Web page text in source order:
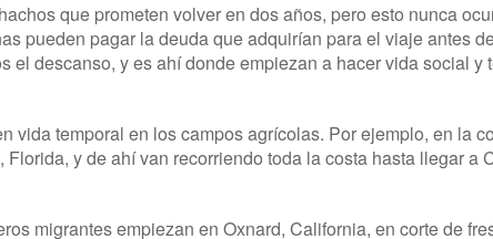
que prometen volver en dos años, pero esto nunca
pueden pagar la deuda que adquirían para el viaje antes
el descanso, y es ahí donde empiezan a hacer vida social
vida temporal en los campos agrícolas. Por ejemplo, en la
Florida, y de ahí van recorriendo toda la costa hasta llegar a
migrantes empiezan en Oxnard, California, en corte de